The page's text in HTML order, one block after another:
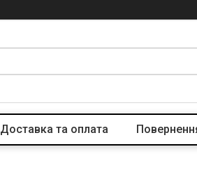
Доставка та оплата